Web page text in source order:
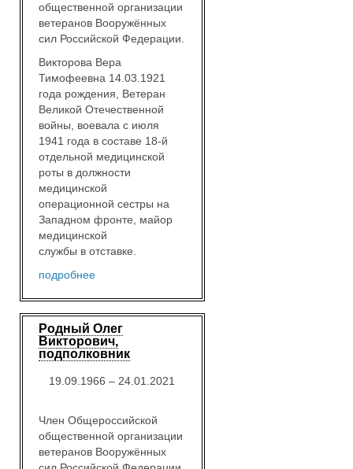
общественной организации
ветеранов Вооружённых
сил Российской Федерации.
Викторова Вера
Тимофеевна 14.03.1921
года рождения, Ветеран
Великой Отечественной
войны, воевала с июля
1941 года в составе 18-й
отдельной медицинской
роты в должности
медицинской
операционной сестры на
Западном фронте, майор
медицинской
службы в отставке.
подробнее
Родный Олег
Викторович,
подполковник
19.09.1966 – 24.01.2021
Член Общероссийской
общественной организации
ветеранов Вооружённых